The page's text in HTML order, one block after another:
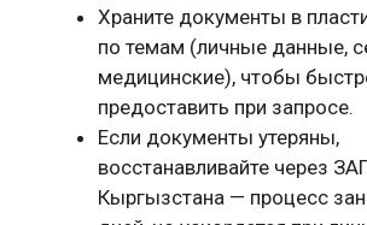
Храните документы в
по темам (личные данные,
медицинские), чтобы
предоставить при запросе.
Если документы утеряны,
восстанавливайте через
Кыргызстана — процесс